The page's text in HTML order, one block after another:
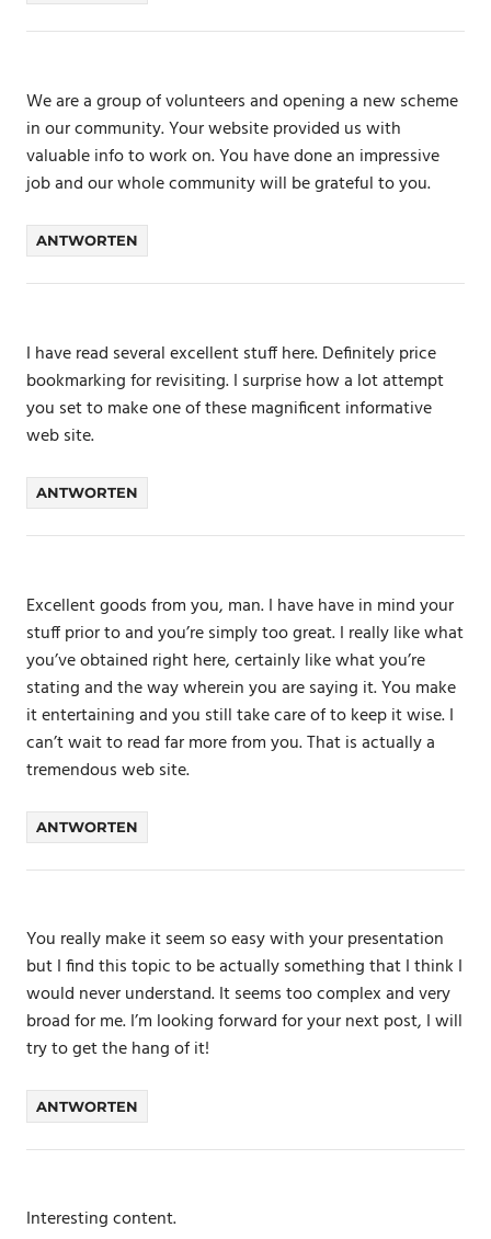
We are a group of volunteers and opening a new scheme
in our community. Your website provided us with
valuable info to work on. You have done an impressive
job and our whole community will be grateful to you.
ANTWORTEN
I have read several excellent stuff here. Definitely price
bookmarking for revisiting. I surprise how a lot attempt
you set to make one of these magnificent informative
web site.
ANTWORTEN
Excellent goods from you, man. I have have in mind your
stuff prior to and you’re simply too great. I really like what
you’ve obtained right here, certainly like what you’re
stating and the way wherein you are saying it. You make
it entertaining and you still take care of to keep it wise. I
can’t wait to read far more from you. That is actually a
tremendous web site.
ANTWORTEN
You really make it seem so easy with your presentation
but I find this topic to be actually something that I think I
would never understand. It seems too complex and very
broad for me. I’m looking forward for your next post, I will
try to get the hang of it!
ANTWORTEN
Interesting content.